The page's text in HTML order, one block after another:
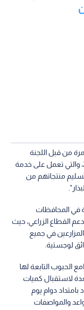
من قبل اللجنة
المركزية لشراء الحبوب للموسم 2025/2026، والتي تعمل على خدمة
منتجاتهم من
في المحافظات
القطاع الزراعي، حيث
المزارعين في جميع
لوجستية.
الحبوب التابعة لها
لاستقبال كميات
بامتداد دوام يوم
والمواصفات